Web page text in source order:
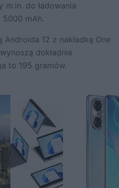
m.in. do ładowania
5000 mAh.
Androida 12 z nakładką One
dokładnie
to 195 gramów.